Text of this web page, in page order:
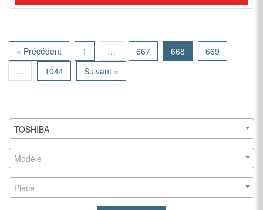
« Précédent 1 … 667 668
669
…
1044 Suivant »
TOSHIBA
Modèle
Pièce